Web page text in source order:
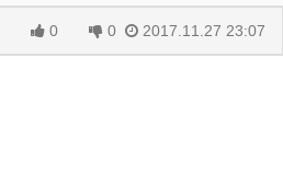
0 0 2017.11.27 23:07